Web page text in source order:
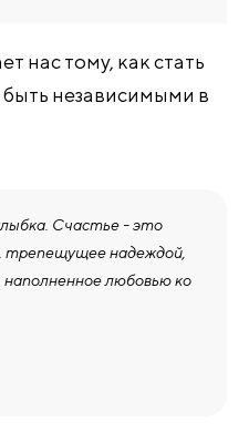
нас тому, как стать
независимыми в
Счастье - это
трепещущее надеждой,
любовью ко